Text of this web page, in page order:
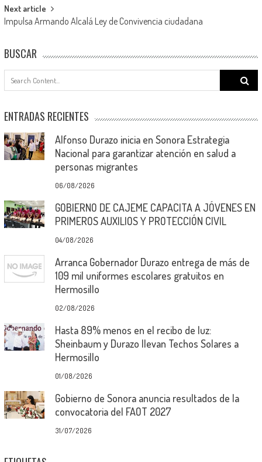
Next article
Impulsa Armando Alcalá Ley de Convivencia ciudadana
BUSCAR
Search
for:
ENTRADAS RECIENTES
Alfonso Durazo inicia en Sonora Estrategia
Nacional para garantizar atención en salud a
personas migrantes
06/08/2026
GOBIERNO DE CAJEME CAPACITA A JÓVENES EN
PRIMEROS AUXILIOS Y PROTECCIÓN CIVIL
04/08/2026
Arranca Gobernador Durazo entrega de más de
109 mil uniformes escolares gratuitos en
Hermosillo
02/08/2026
Hasta 89% menos en el recibo de luz:
Sheinbaum y Durazo llevan Techos Solares a
Hermosillo
01/08/2026
Gobierno de Sonora anuncia resultados de la
convocatoria del FAOT 2027
31/07/2026